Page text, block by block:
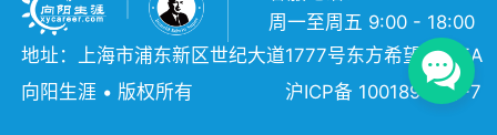
周一至周五 9:00 - 18:00
地址：上海市浦东新区世纪大道1777号东方希望大厦5A
向阳生涯 • 版权所有
沪ICP备 10018957号-7